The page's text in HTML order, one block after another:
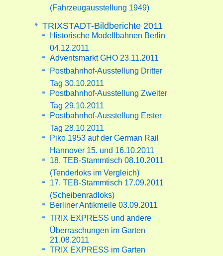
(Fahrzeugausstellung 1949)
TRIXSTADT-Bildberichte 2011
Historische Modellbahnen Berlin
04.12.2011
Adventsmarkt GHO 23.11.2011
Postbahnhof-Ausstellung Dritter
Tag 30.10.2011
Postbahnhof-Ausstellung Zweiter
Tag 29.10.2011
Postbahnhof-Ausstellung Erster
Tag 28.10.2011
Piko 1953 auf der German Rail
Hannover 15. und 16.10.2011
18. TEB-Stammtisch 08.10.2011
(Tenderloks im Vergleich)
17. TEB-Stammtisch 17.09.2011
(Scheibenradloks)
Berliner Antikmeile 03.09.2011
TRIX EXPRESS und andere
Überraschungen im Garten
21.08.2011
TRIX EXPRESS im Garten